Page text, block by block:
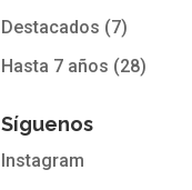
Destacados (7)
Hasta 7 años (28)
Síguenos
Instagram